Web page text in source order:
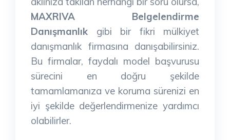
MAXRIVA Belgelendirme
Danışmanlık gibi bir fikri mülkiyet
danışmanlık firmasına danışabilirsiniz.
Bu firmalar, faydalı model başvurusu
sürecini en doğru şekilde
tamamlamanıza ve koruma sürenizi en
iyi şekilde değerlendirmenize yardımcı
olabilirler.